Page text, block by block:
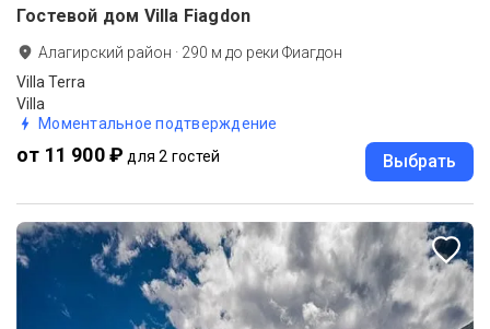
Гостевой дом Villa Fiagdon
Алагирский район · 290 м до реки Фиагдон
Villa Terra
Villa
Моментальное подтверждение
от 11 900 ₽ для 2 гостей Выбрать